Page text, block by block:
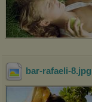
bar-rafaeli-8